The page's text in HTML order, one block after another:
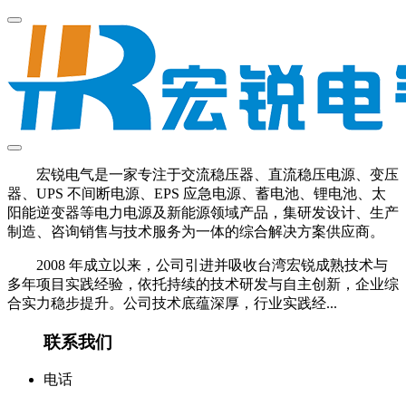
宏锐电气是一家专注于交流稳压器、直流稳压电源、变压
器、UPS 不间断电源、EPS 应急电源、蓄电池、锂电池、太
阳能逆变器等电力电源及新能源领域产品，集研发设计、生产
制造、咨询销售与技术服务为一体的综合解决方案供应商。
2008 年成立以来，公司引进并吸收台湾宏锐成熟技术与
多年项目实践经验，依托持续的技术研发与自主创新，企业综
合实力稳步提升。公司技术底蕴深厚，行业实践经...
联系我们
电话